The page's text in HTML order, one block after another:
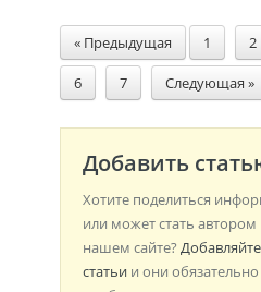
« Предыдущая 1 2
6 7 Следующая »
Добавить
Хотите поделиться
или может стать автором
нашем сайте?
статьи и они обязательно